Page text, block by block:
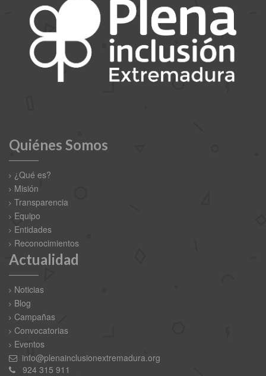
Quiénes Somos
¿Qué es?
Misión
Transparencia
Equipo
Entidades
Reconocimientos
Actualidad
Noticias
Blog
Campañas
Convocatorias
Eventos
info@plenainclusionextremadura.org
924 315 911